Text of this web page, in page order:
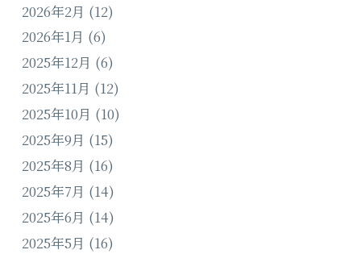
2026年2月 (12)
2026年1月 (6)
2025年12月 (6)
2025年11月 (12)
2025年10月 (10)
2025年9月 (15)
2025年8月 (16)
2025年7月 (14)
2025年6月 (14)
2025年5月 (16)